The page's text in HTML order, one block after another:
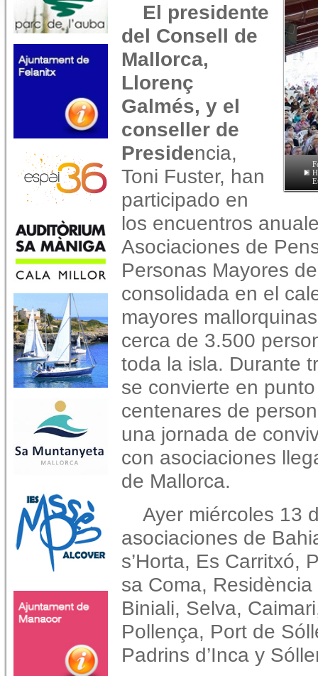
El presidente
del Consell de
Mallorca,
Llorenç
Galmés, y el
conseller de
Presidencia,
Toni Fuster, han
participado en
los encuentros
Asociaciones de
Personas Mayores
consolidada en el
mayores
cerca de 3.500
toda la isla. Durante
se convierte en
centenares de
una jornada de
con asociaciones
de Mallorca.
Ayer miércoles 13
asociaciones de
s’Horta, Es Carritxó,
sa Coma,
Biniali, Selva,
Pollença, Port de
Padrins d’Inca y